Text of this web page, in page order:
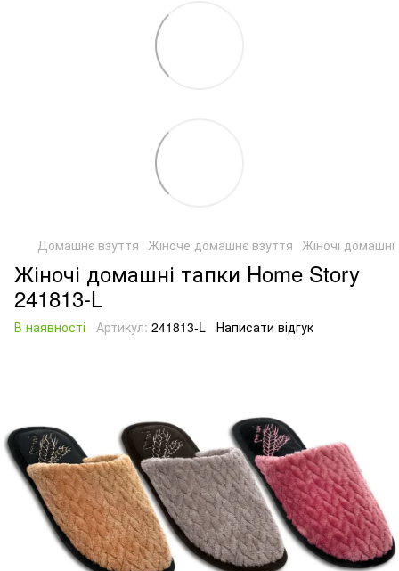
Домашнє взуття Жіноче домашнє взуття Жіночі
Жіночі домашні тапки Home Story
241813-L
В наявності Артикул: 241813-L Написати відгук